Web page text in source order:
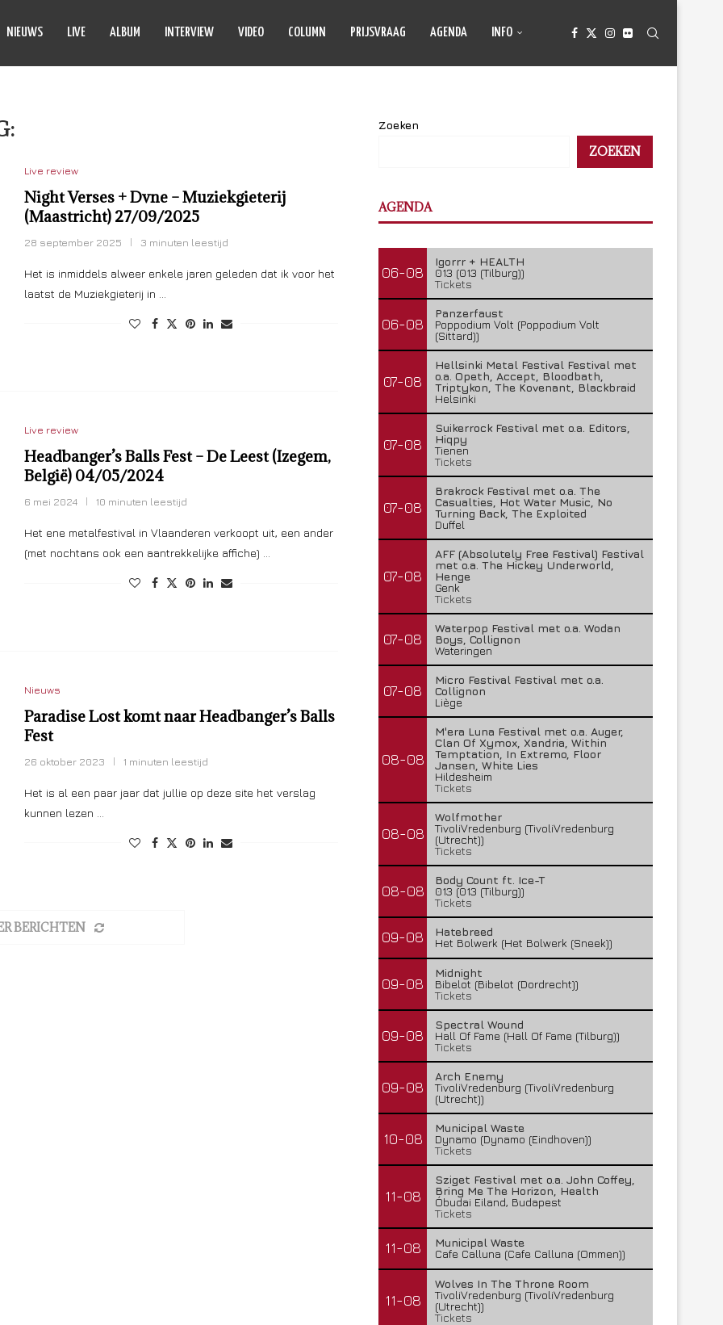
NIEUWS LIVE ALBUM INTERVIEW VIDEO COLUMN PRIJSVRAAG AGENDA INFO
Live review
Night Verses + Dvne – Muziekgieterij
(Maastricht) 27/09/2025
28 september 2025 3 minuten leestijd
Het is inmiddels alweer enkele jaren geleden dat ik voor het
laatst de Muziekgieterij in …
Live review
Headbanger’s Balls Fest – De Leest (Izegem,
België) 04/05/2024
6 mei 2024 10 minuten leestijd
Het ene metalfestival in Vlaanderen verkoopt uit, een ander
(met nochtans ook een aantrekkelijke affiche) …
Nieuws
Paradise Lost komt naar Headbanger’s Balls
Fest
26 oktober 2023 1 minuten leestijd
Het is al een paar jaar dat jullie op deze site het verslag
kunnen lezen …
BERICHTEN
Zoeken
ZOEKEN
AGENDA
06-08
Igorrr + HEALTH
013 (013 (Tilburg))
Tickets
06-08
Panzerfaust
Poppodium Volt (Poppodium Volt
(Sittard))
07-08
Hellsinki Metal Festival Festival met
o.a. Opeth, Accept, Bloodbath,
Triptykon, The Kovenant, Blackbraid
Helsinki
07-08
Suikerrock Festival met o.a. Editors,
Hiqpy
Tienen
Tickets
07-08
Brakrock Festival met o.a. The
Casualties, Hot Water Music, No
Turning Back, The Exploited
Duffel
07-08
AFF (Absolutely Free Festival) Festival
met o.a. The Hickey Underworld,
Henge
Genk
Tickets
07-08
Waterpop Festival met o.a. Wodan
Boys, Collignon
Wateringen
07-08
Micro Festival Festival met o.a.
Collignon
Liège
08-08
M'era Luna Festival met o.a. Auger,
Clan Of Xymox, Xandria, Within
Temptation, In Extremo, Floor
Jansen, White Lies
Hildesheim
Tickets
08-08
Wolfmother
TivoliVredenburg (TivoliVredenburg
(Utrecht))
Tickets
08-08
Body Count ft. Ice-T
013 (013 (Tilburg))
Tickets
09-08
Hatebreed
Het Bolwerk (Het Bolwerk (Sneek))
09-08
Midnight
Bibelot (Bibelot (Dordrecht))
Tickets
09-08
Spectral Wound
Hall Of Fame (Hall Of Fame (Tilburg))
Tickets
09-08
Arch Enemy
TivoliVredenburg (TivoliVredenburg
(Utrecht))
10-08
Municipal Waste
Dynamo (Dynamo (Eindhoven))
Tickets
11-08
Sziget Festival met o.a. John Coffey,
Bring Me The Horizon, Health
Óbudai Eiland, Budapest
Tickets
11-08
Municipal Waste
Cafe Calluna (Cafe Calluna (Ommen))
11-08
Wolves In The Throne Room
TivoliVredenburg (TivoliVredenburg
(Utrecht))
Tickets